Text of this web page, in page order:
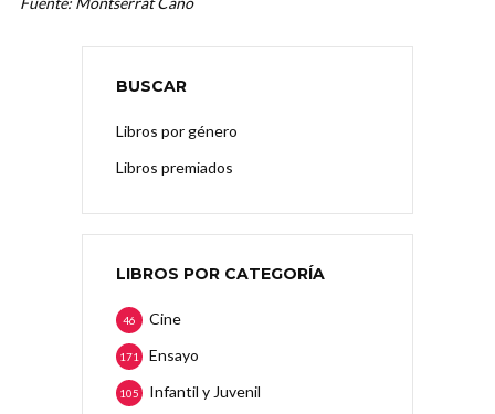
BUSCAR
Libros por género
Libros premiados
LIBROS POR CATEGORÍA
Cine
46
Ensayo
171
Infantil y Juvenil
105